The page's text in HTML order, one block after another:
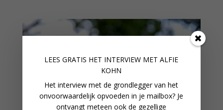
LEES GRATIS HET INTERVIEW MET ALFIE
KOHN
Het interview met de grondlegger van het
onvoorwaardelijk opvoeden in je mailbox? Je
ontvangt meteen ook de gezellige